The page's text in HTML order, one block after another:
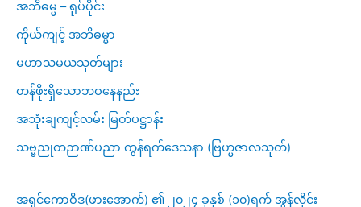
အဘိဓမ္မ – ရုပ်ပိုင်း
ကိုယ်ကျင့် အဘိဓမ္မာ
မဟာသမယသုတ်များ
တန်ဖိုးရှိသောဘဝနေနည်း
အသုံးချကျင့်လမ်း မြတ်ပဋ္ဌာန်း
သဗ္ဗညုတဉာဏ်ပညာ ကွန်ရက်ဒေသနာ (ဗြဟ္မဇာလသုတ်)
အရှင်ကောဝိဒ(ဖားအောက်) ၏ ၂၀၂၄ ခုနှစ် (၁၀)ရက် အွန်လိုင်း